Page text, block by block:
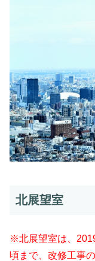
北展望室
※北展望室は、
頃まで、改修工事